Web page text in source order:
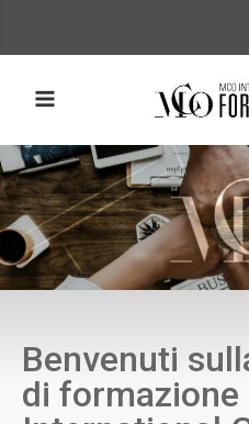
Benvenuti
di formazione